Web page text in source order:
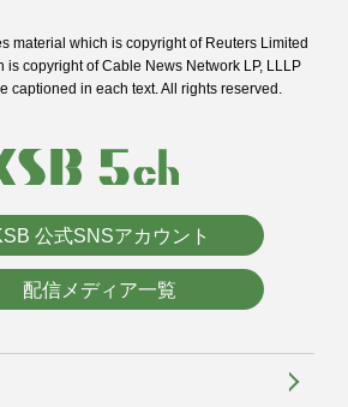
material which is copyright of Reuters Limited
is copyright of Cable News Network LP, LLLP
captioned in each text. All rights reserved.
公式SNSアカウント
配信メディア一覧